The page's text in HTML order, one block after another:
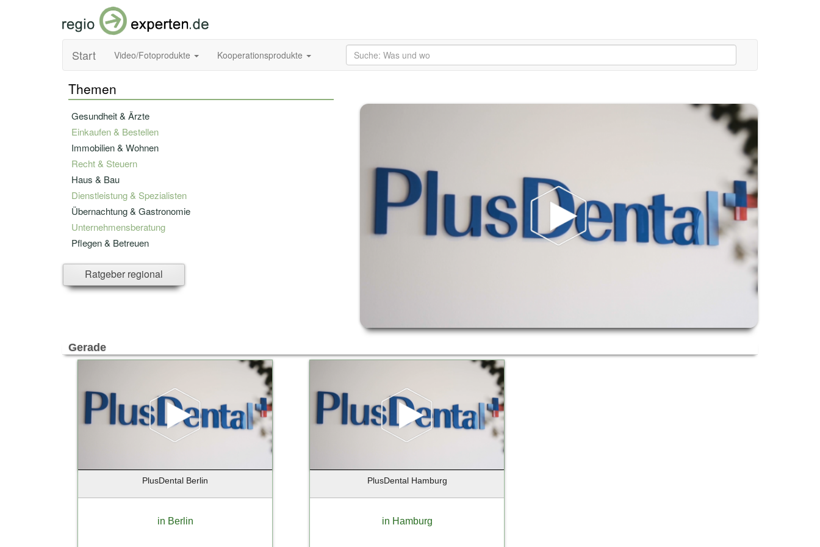
Start Video/Fotoprodukte Kooperationsprodukte
Themen
Gesundheit & Ärzte
Einkaufen & Bestellen
Immobilien & Wohnen
Recht & Steuern
Haus & Bau
Dienstleistung & Spezialisten
Übernachtung & Gastronomie
Unternehmensberatung
Pflegen & Betreuen
Versicherung - u. Finanzwesen
Reisen & Touristik
Entwicklung & Produktion
Ratgeber regional
Gerade
PlusDental Berlin
in Berlin
PlusDental Hamburg
in Hamburg